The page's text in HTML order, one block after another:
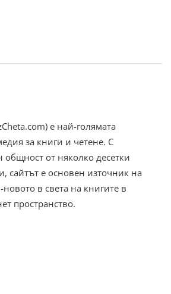
е най-голямата
за книги и четене. С
общност от няколко десетки
сайтът е основен източник на
в света на книгите в
пространство.